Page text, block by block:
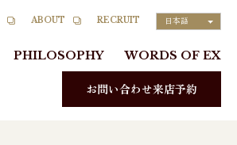
ABOUT RECRUIT 日本語
PHILOSOPHY WORDS OF EX
お問い合わせ来店予約